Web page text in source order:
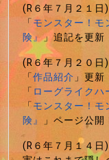
(R６年７月２１日)
「モンスター！モ
険』」追記を更新
(R６年７月２０日)
「作品紹介」更新
「ローグライク
「モンスター！モ
険』 」ページ公開
(R６年７月１４日)